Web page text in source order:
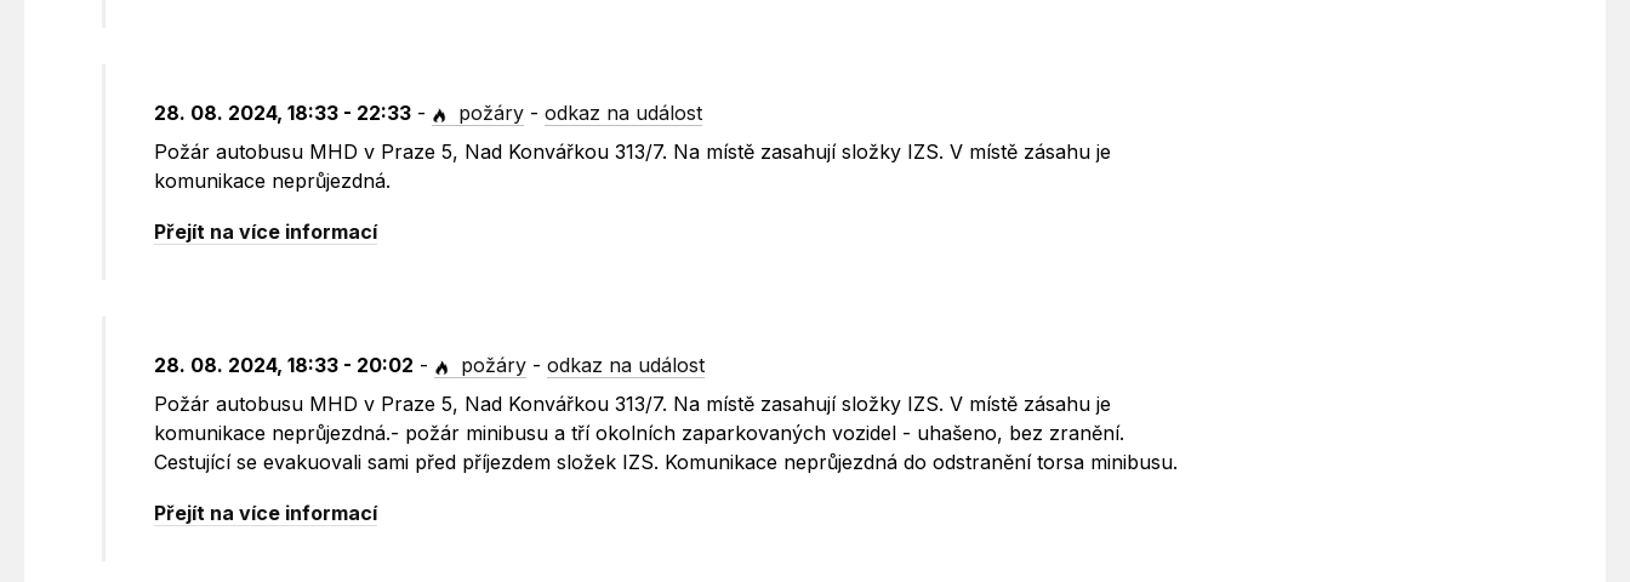
28. 08. 2024, 18:33 - 22:33 - požáry -odkaz na událost
Požár autobusu MHD v Praze 5, Nad Konvářkou 313/7. Na místě zasahují složky IZS. V místě zásahu je
komunikace neprůjezdná.
Přejít na více informací
28. 08. 2024, 18:33 - 20:02 - požáry -odkaz na událost
Požár autobusu MHD v Praze 5, Nad Konvářkou 313/7. Na místě zasahují složky IZS. V místě zásahu je
komunikace neprůjezdná.- požár minibusu a tří okolních zaparkovaných vozidel - uhašeno, bez zranění.
Cestující se evakuovali sami před příjezdem složek IZS. Komunikace neprůjezdná do odstranění torsa minibusu.
Přejít na více informací